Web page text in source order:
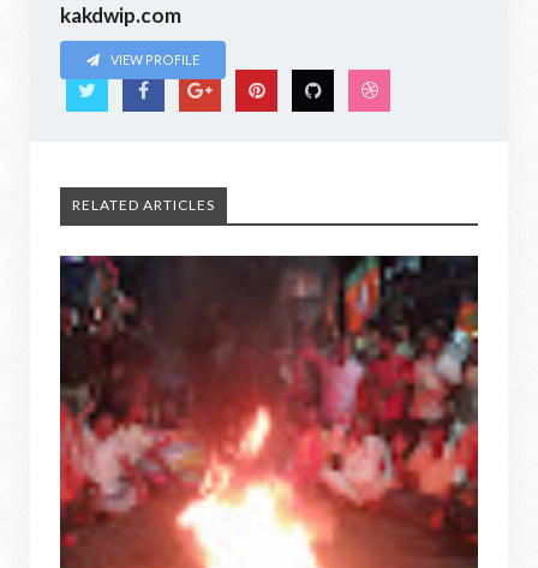
kakdwip.com
VIEW PROFILE
RELATED ARTICLES